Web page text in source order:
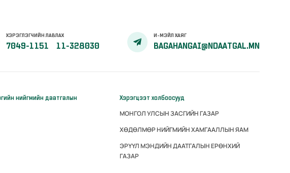
ХЭРЭГЛЭГЧИЙН ЛАВЛАХ
7049-1151 11-328030
И-МЭЙЛ ХАЯГ
BAGAHANGAI@NDAATGAL.MN
нийгмийн даатгалын
Хэрэгцээт холбоосууд
МОНГОЛ УЛСЫН ЗАСГИЙН ГАЗАР
ХӨДӨЛМӨР НИЙГМИЙН ХАМГААЛЛЫН ЯАМ
ЭРҮҮЛ МЭНДИЙН ДААТГАЛЫН ЕРӨНХИЙ
ГАЗАР